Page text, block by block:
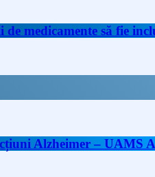
medicamente să fie
Alzheimer – UAMS